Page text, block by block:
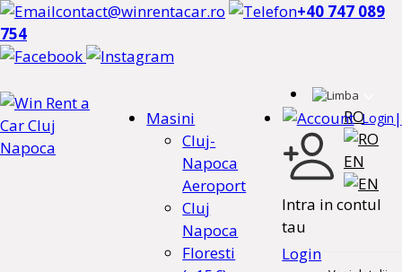
contact@winrentacar.ro
+40 747 089
754
RO
EN
Masini
Cluj-
Napoca
Aeroport
Cluj
Napoca
Floresti
Login |
Intra in contul
tau
Login